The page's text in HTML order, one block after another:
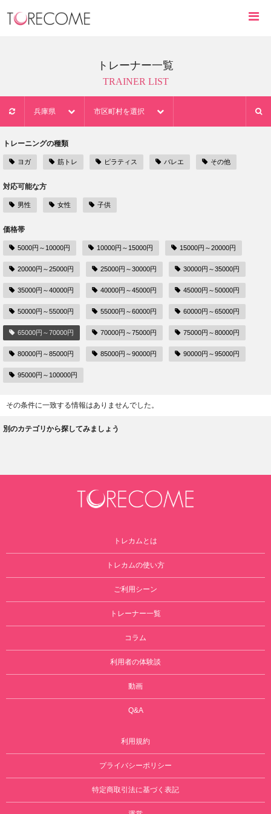
トレーナー一覧
TRAINER LIST
兵庫県 市区町村を選択
トレーニングの種類
ヨガ 筋トレ ピラティス バレエ その他
対応可能な方
男性 女性 子供
価格帯
5000円～10000円 10000円～15000円 15000円～20000円
20000円～25000円 25000円～30000円 30000円～35000円
35000円～40000円 40000円～45000円 45000円～50000円
50000円～55000円 55000円～60000円 60000円～65000円
65000円～70000円 70000円～75000円 75000円～80000円
80000円～85000円 85000円～90000円 90000円～95000円
95000円～100000円
その条件に一致する情報はありませんでした。
別のカテゴリから探してみましょう
トレカムとは
トレカムの使い方
ご利用シーン
トレーナー一覧
コラム
利用者の体験談
動画
Q&A
利用規約
プライバシーポリシー
特定商取引法に基づく表記